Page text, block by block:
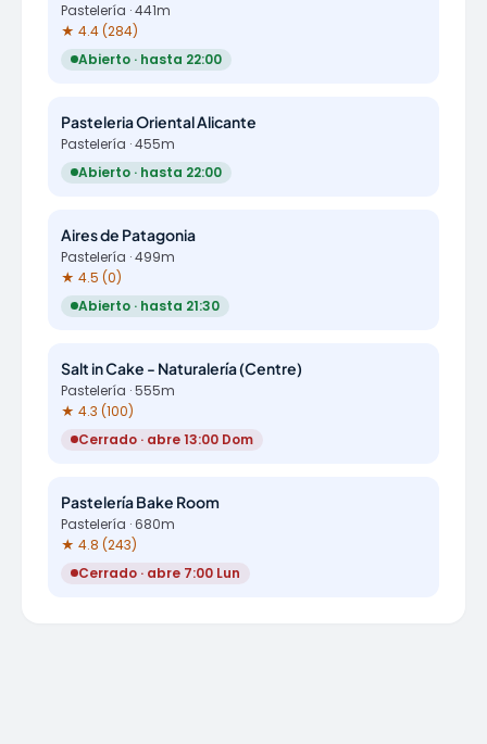
Pastelería · 441m
★ 4.4 (284)
Abierto · hasta 22:00
Pasteleria Oriental Alicante
Pastelería · 455m
Abierto · hasta 22:00
Aires de Patagonia
Pastelería · 499m
★ 4.5 (0)
Abierto · hasta 21:30
Salt in Cake - Naturalería (Centre)
Pastelería · 555m
★ 4.3 (100)
Cerrado · abre 13:00 Dom
Pastelería Bake Room
Pastelería · 680m
★ 4.8 (243)
Cerrado · abre 7:00 Lun